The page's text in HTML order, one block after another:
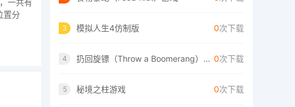
一共有
置分
3 模拟人生4仿制版 0次下载
4 扔回旋镖（Throw a Boomerang）手游 0次下载
5 秘境之柱游戏 0次下载